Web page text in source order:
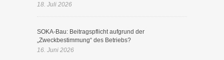
18. Juli 2026
SOKA-Bau: Beitragspflicht aufgrund der
„Zweckbestimmung“ des Betriebs?
16. Juni 2026